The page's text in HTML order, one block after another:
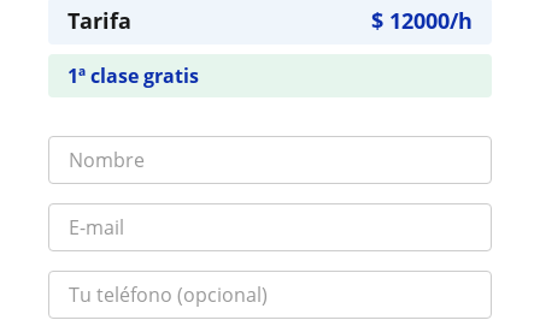
Tarifa $ 12000/h
1ª clase gratis